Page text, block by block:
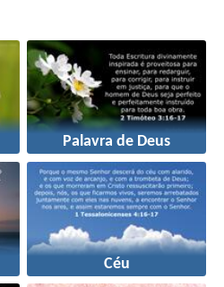
Palavra de Deus
Céu